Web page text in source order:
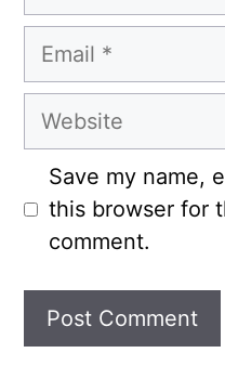
Email
Website
Save my name,
this browser for
comment.